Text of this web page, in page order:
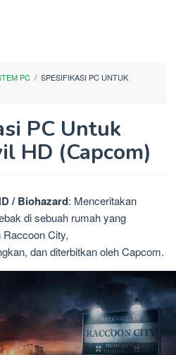
PC / SPESIFIKASI PC UNTUK
PC Untuk
HD (Capcom)
/ Biohazard: Menceritakan
di sebuah rumah yang
Raccoon City,
dan diterbitkan oleh Capcom.